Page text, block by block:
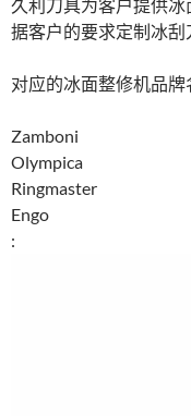
久利刀具为客户提供
据客户的要求定制冰刮
对应的冰面整修机品牌
Zamboni
Olympica
Ringmaster
Engo
: